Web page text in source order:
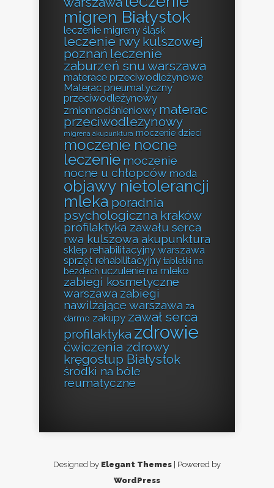
migren Białystok
leczenie migreny śląsk
leczenie rwy kulszowej
poznań leczenie
zaburzeń snu warszawa
materace przeciwodleżynowe
Materac pneumatyczny
przeciwodleżynowy
zmiennociśnieniowy materac
przeciwodleżynowy
migrena akupunktura moczenie dzieci
moczenie nocne
leczenie moczenie
nocne u chłopców moda
objawy nietolerancji
mleka poradnia
psychologiczna kraków
profilaktyka zawału serca
rwa kulszowa akupunktura
sklep rehabilitacyjny warszawa
sprzęt rehabilitacyjny tabletki na
bezdech uczulenie na mleko
zabiegi kosmetyczne
warszawa zabiegi
nawilżające warszawa za
darmo zakupy zawał serca
profilaktyka zdrowie
ćwiczenia zdrowy
kręgosłup Białystok
środki na bóle
reumatyczne
Designed by Elegant Themes | Powered by
WordPress